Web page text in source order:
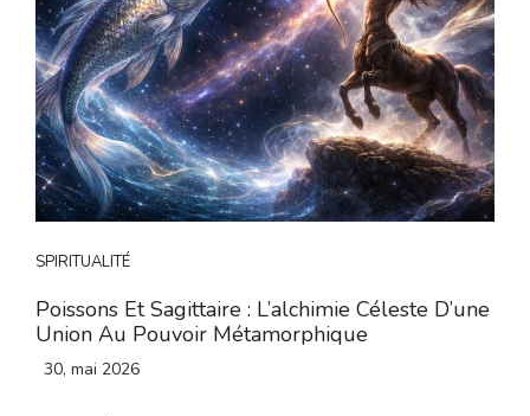
SPIRITUALITÉ
Poissons Et Sagittaire : L’alchimie Céleste D’une
Union Au Pouvoir Métamorphique
30, mai 2026